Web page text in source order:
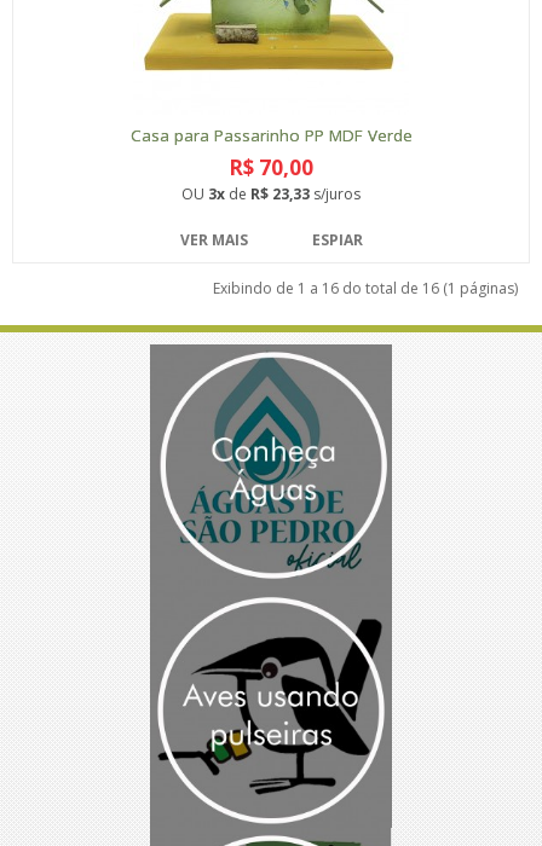
Casa para Passarinho PP MDF Verde
R$ 70,00
OU 3x de R$ 23,33 s/juros
VER MAIS ESPIAR
Exibindo de 1 a 16 do total de 16 (1 páginas)